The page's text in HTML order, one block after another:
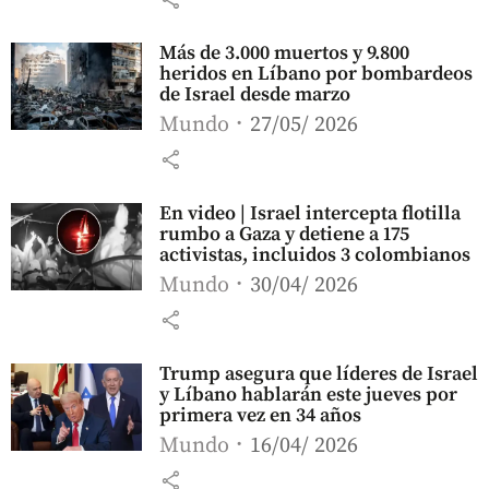
Más de 3.000 muertos y 9.800
heridos en Líbano por bombardeos
de Israel desde marzo
Mundo 27/05/ 2026
share
En video | Israel intercepta flotilla
rumbo a Gaza y detiene a 175
activistas, incluidos 3 colombianos
Mundo 30/04/ 2026
share
Trump asegura que líderes de Israel
y Líbano hablarán este jueves por
primera vez en 34 años
Mundo 16/04/ 2026
share